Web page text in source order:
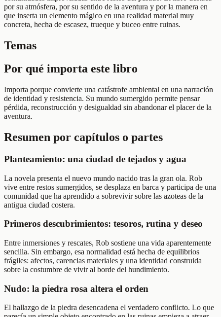
por su atmósfera, por su sentido de la aventura y por la manera en
que inserta un elemento mágico en una realidad material muy
concreta, hecha de escasez, trueque y buceo entre ruinas.
Temas
Por qué importa este libro
Importa porque convierte una catástrofe ambiental en una narración
de identidad y resistencia. Su mundo sumergido permite pensar
pérdida, reconstrucción y desigualdad sin abandonar el placer de la
aventura.
Resumen por capítulos o partes
Planteamiento: una ciudad de tejados y agua
La novela presenta el nuevo mundo nacido tras la gran ola. Rob
vive entre restos sumergidos, se desplaza en barca y participa de una
comunidad que ha aprendido a sobrevivir sobre las azoteas de la
antigua ciudad costera.
Primeros descubrimientos: tesoros, rutina y deseo
Entre inmersiones y rescates, Rob sostiene una vida aparentemente
sencilla. Sin embargo, esa normalidad está hecha de equilibrios
frágiles: afectos, carencias materiales y una identidad construida
sobre la costumbre de vivir al borde del hundimiento.
Nudo: la piedra rosa altera el orden
El hallazgo de la piedra desencadena el verdadero conflicto. Lo que